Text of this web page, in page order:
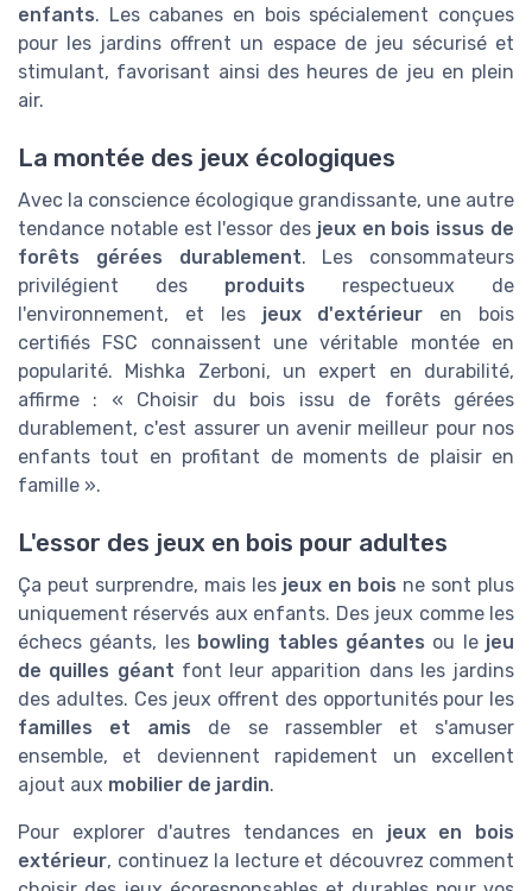
enfants. Les cabanes en bois spécialement conçues
pour les jardins offrent un espace de jeu sécurisé et
stimulant, favorisant ainsi des heures de jeu en plein
air.
La montée des jeux écologiques
Avec la conscience écologique grandissante, une autre
tendance notable est l'essor des jeux en bois issus de
forêts gérées durablement. Les consommateurs
privilégient des produits respectueux de
l'environnement, et les jeux d'extérieur en bois
certifiés FSC connaissent une véritable montée en
popularité. Mishka Zerboni, un expert en durabilité,
affirme : « Choisir du bois issu de forêts gérées
durablement, c'est assurer un avenir meilleur pour nos
enfants tout en profitant de moments de plaisir en
famille ».
L'essor des jeux en bois pour adultes
Ça peut surprendre, mais les jeux en bois ne sont plus
uniquement réservés aux enfants. Des jeux comme les
échecs géants, les bowling tables géantes ou le jeu
de quilles géant font leur apparition dans les jardins
des adultes. Ces jeux offrent des opportunités pour les
familles et amis de se rassembler et s'amuser
ensemble, et deviennent rapidement un excellent
ajout aux mobilier de jardin.
Pour explorer d'autres tendances en jeux en bois
extérieur, continuez la lecture et découvrez comment